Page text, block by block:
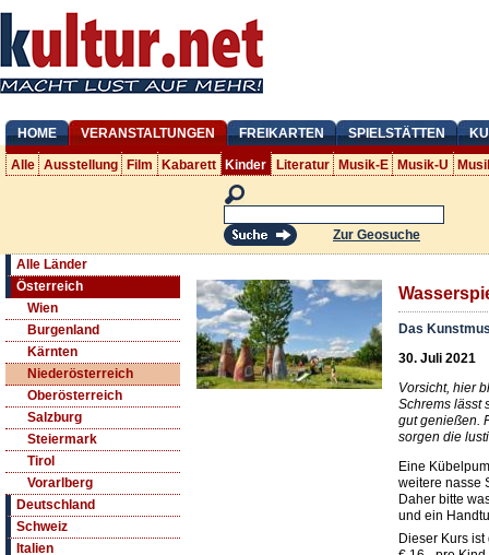
HOME VERANSTALTUNGEN FREIKARTEN SPIELSTÄTTEN
Alle Ausstellung Film Kabarett Kinder Literatur Musik-E Musik-U
Zur Geosuche
Alle Länder
Österreich
Wien
Burgenland
Kärnten
Niederösterreich
Oberösterreich
Salzburg
Steiermark
Tirol
Vorarlberg
Deutschland
Schweiz
Italien
Das
30. Juli 2021
Vorsicht, hier
Schrems lässt
gut genießen.
sorgen die
Eine
weitere nasse
Daher bitte
und ein
Dieser Kurs